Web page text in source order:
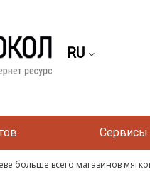
RU
Сервисы
больше всего магазинов